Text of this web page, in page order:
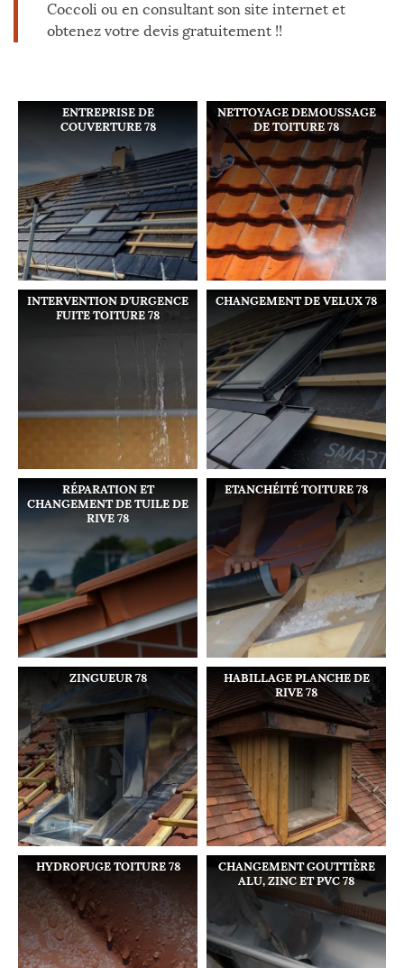
Coccoli ou en consultant son site internet et
obtenez votre devis gratuitement !!
ENTREPRISE DE
COUVERTURE 78
NETTOYAGE DEMOUSSAGE
DE TOITURE 78
INTERVENTION D'URGENCE
FUITE TOITURE 78
CHANGEMENT DE VELUX 78
RÉPARATION ET
CHANGEMENT DE TUILE DE
RIVE 78
ETANCHÉITÉ TOITURE 78
ZINGUEUR 78
HABILLAGE PLANCHE DE
RIVE 78
HYDROFUGE TOITURE 78
CHANGEMENT GOUTTIÈRE
ALU, ZINC ET PVC 78